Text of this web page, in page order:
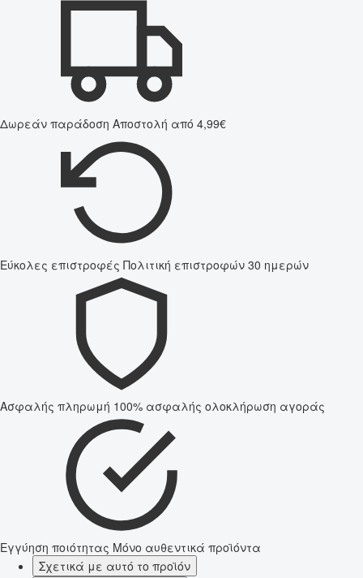
Δωρεάν παράδοση Αποστολή από 4,99€
Εύκολες επιστροφές Πολιτική επιστροφών 30 ημερών
Ασφαλής πληρωμή 100% ασφαλής ολοκλήρωση αγοράς
Εγγύηση ποιότητας Μόνο αυθεντικά προϊόντα
Σχετικά με αυτό το προϊόν